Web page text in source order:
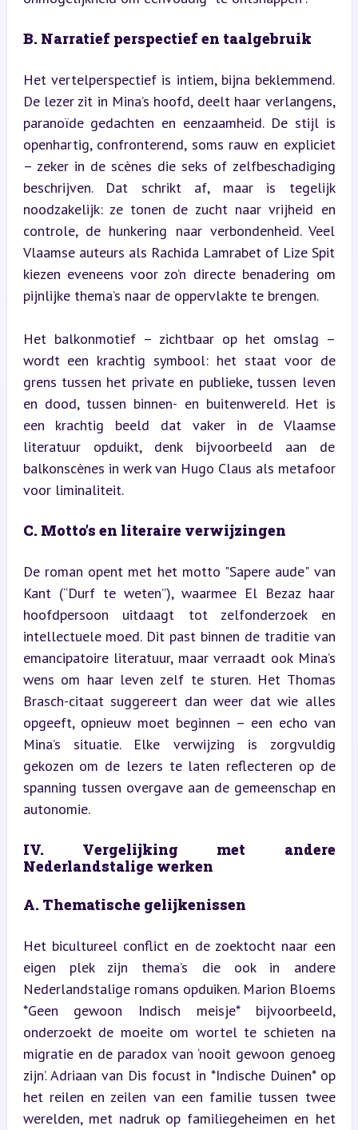
B. Narratief perspectief en taalgebruik
Het vertelperspectief is intiem, bijna beklemmend.
De lezer zit in Mina’s hoofd, deelt haar verlangens,
paranoïde gedachten en eenzaamheid. De stijl is
openhartig, confronterend, soms rauw en expliciet
– zeker in de scènes die seks of zelfbeschadiging
beschrijven. Dat schrikt af, maar is tegelijk
noodzakelijk: ze tonen de zucht naar vrijheid en
controle, de hunkering naar verbondenheid. Veel
Vlaamse auteurs als Rachida Lamrabet of Lize Spit
kiezen eveneens voor zo’n directe benadering om
pijnlijke thema’s naar de oppervlakte te brengen.
Het balkonmotief – zichtbaar op het omslag –
wordt een krachtig symbool: het staat voor de
grens tussen het private en publieke, tussen leven
en dood, tussen binnen- en buitenwereld. Het is
een krachtig beeld dat vaker in de Vlaamse
literatuur opduikt, denk bijvoorbeeld aan de
balkonscènes in werk van Hugo Claus als metafoor
voor liminaliteit.
C. Motto’s en literaire verwijzingen
De roman opent met het motto "Sapere aude" van
Kant (“Durf te weten”), waarmee El Bezaz haar
hoofdpersoon uitdaagt tot zelfonderzoek en
intellectuele moed. Dit past binnen de traditie van
emancipatoire literatuur, maar verraadt ook Mina’s
wens om haar leven zelf te sturen. Het Thomas
Brasch-citaat suggereert dan weer dat wie alles
opgeeft, opnieuw moet beginnen – een echo van
Mina’s situatie. Elke verwijzing is zorgvuldig
gekozen om de lezers te laten reflecteren op de
spanning tussen overgave aan de gemeenschap en
autonomie.
IV. Vergelijking met andere
Nederlandstalige werken
A. Thematische gelijkenissen
Het bicultureel conflict en de zoektocht naar een
eigen plek zijn thema’s die ook in andere
Nederlandstalige romans opduiken. Marion Bloems
*Geen gewoon Indisch meisje* bijvoorbeeld,
onderzoekt de moeite om wortel te schieten na
migratie en de paradox van ‘nooit gewoon genoeg
zijn’. Adriaan van Dis focust in *Indische Duinen* op
het reilen en zeilen van een familie tussen twee
werelden, met nadruk op familiegeheimen en het